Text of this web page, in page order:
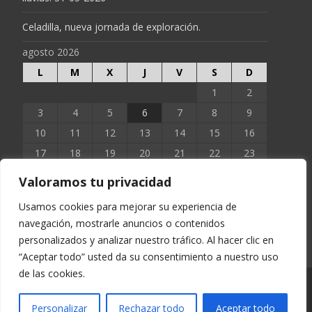
Valoramos tu privacidad
Usamos cookies para mejorar su experiencia de
navegación, mostrarle anuncios o contenidos
personalizados y analizar nuestro tráfico. Al hacer clic en
“Aceptar todo” usted da su consentimiento a nuestro uso
de las cookies.
Personalizar Rechazar todo Aceptar todo
Celadilla, nueva jornada de exploración.
agosto 2026
L
M X J V S
D
1
2
3
4 5 6 7 8
9
10
11 12 13 14 15
16
17
18 19 20 21 22
23
« Jun
Copyright © EXTOPOCIEN 2023